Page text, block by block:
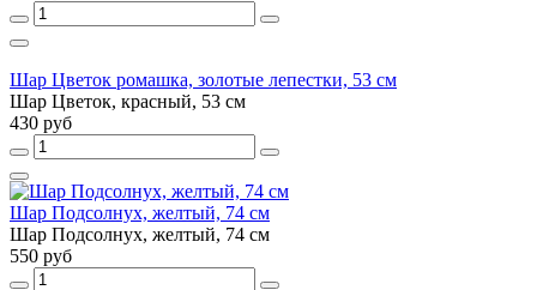
Шар Цветок ромашка, золотые лепестки, 53 см
Шар Цветок, красный, 53 см
430 руб
Шар Подсолнух, желтый, 74 см
Шар Подсолнух, желтый, 74 см
550 руб